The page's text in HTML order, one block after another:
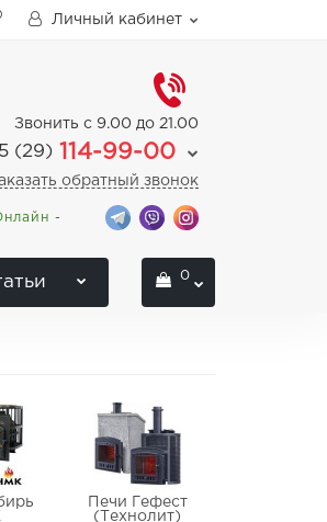
Личный кабинет
Звонить с 9.00 до 21.00
(29) 114-99-00
обратный звонок
-
0
Печи Гефест
(Технолит)